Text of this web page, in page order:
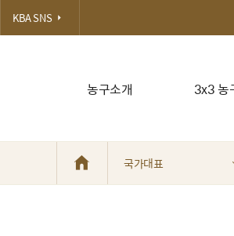
농구소개 3x3 농
KBA SNS
국가대표